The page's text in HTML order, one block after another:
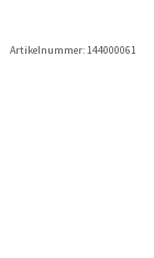
Artikelnummer:144000061